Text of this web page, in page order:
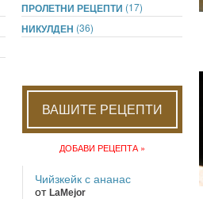
ПРОЛЕТНИ РЕЦЕПТИ (17)
НИКУЛДЕН (36)
ВАШИТЕ РЕЦЕПТИ
ДОБАВИ РЕЦЕПТА »
Чийзкейк с ананас
от LaMejor